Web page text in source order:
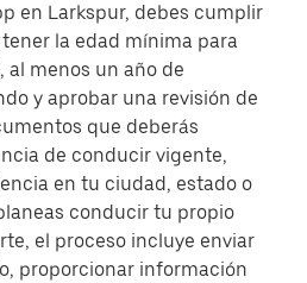
en Larkspur, debes cumplir
la edad mínima para
menos un año de
y aprobar una revisión de
que deberás
de conducir vigente,
en tu ciudad, estado o
conducir tu propio
el proceso incluye enviar
proporcionar información